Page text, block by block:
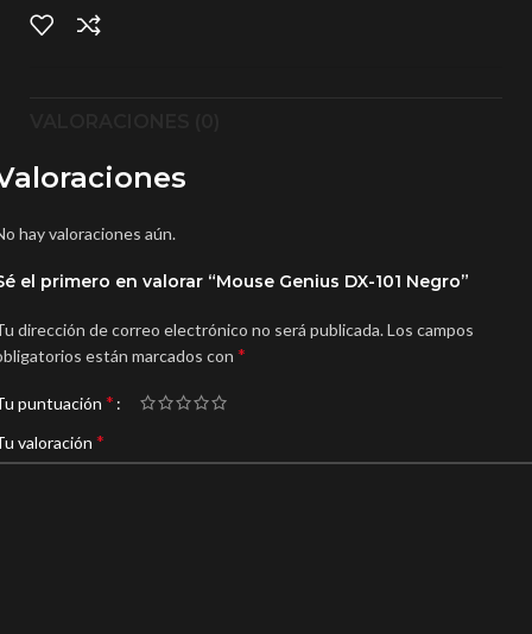
hay valoraciones aún.
el primero en valorar “Mouse Genius DX-101 Negro”
dirección de correo electrónico no será publicada.Los campos
están marcados con *
puntuación *
valoración *